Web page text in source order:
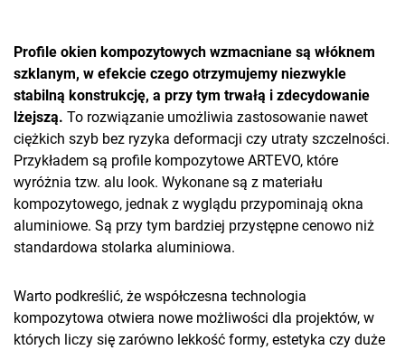
Profile okien kompozytowych wzmacniane są włóknem
szklanym, w efekcie czego otrzymujemy niezwykle
stabilną konstrukcję, a przy tym trwałą i zdecydowanie
lżejszą. To rozwiązanie umożliwia zastosowanie nawet
ciężkich szyb bez ryzyka deformacji czy utraty szczelności.
Przykładem są profile kompozytowe ARTEVO, które
wyróżnia tzw. alu look. Wykonane są z materiału
kompozytowego, jednak z wyglądu przypominają okna
aluminiowe. Są przy tym bardziej przystępne cenowo niż
standardowa stolarka aluminiowa.
Warto podkreślić, że współczesna technologia
kompozytowa otwiera nowe możliwości dla projektów, w
których liczy się zarówno lekkość formy, estetyka czy duże